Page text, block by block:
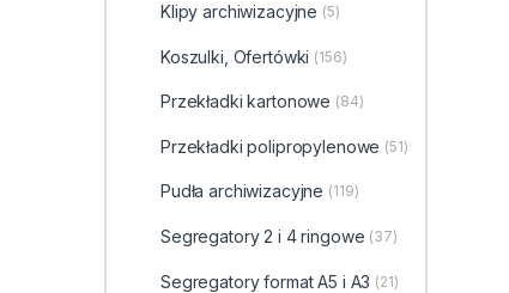
Klipy archiwizacyjne (5)
Koszulki, Ofertówki (156)
Przekładki kartonowe (84)
Przekładki polipropylenowe (51)
Pudła archiwizacyjne (119)
Segregatory 2 i 4 ringowe (37)
Segregatory format A5 i A3 (21)